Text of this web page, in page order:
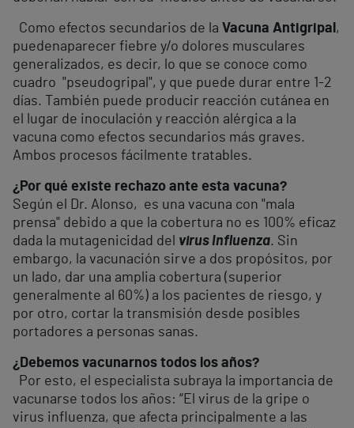
Como efectos secundarios de la Vacuna Antigripal ,
puedenaparecer fiebre y/o dolores musculares
generalizados, es decir, lo que se conoce como
cuadro "pseudogripal", y que puede durar entre 1-2
días. También puede producir reacción cutánea en
el lugar de inoculación y reacción alérgica a la
vacuna como efectos secundarios más graves.
Ambos procesos fácilmente tratables.
¿Por qué existe rechazo ante esta vacuna?
Según el Dr. Alonso, es una vacuna con "mala
prensa" debido a que la cobertura no es 100% eficaz
dada la mutagenicidad del virus Influenza. Sin
embargo, la vacunación sirve a dos propósitos, por
un lado, dar una amplia cobertura (superior
generalmente al 60%) a los pacientes de riesgo, y
por otro, cortar la transmisión desde posibles
portadores a personas sanas.
¿Debemos vacunarnos todos los años?
Por esto, el especialista subraya la importancia de
vacunarse todos los años: “El virus de la gripe o
virus influenza, que afecta principalmente a las